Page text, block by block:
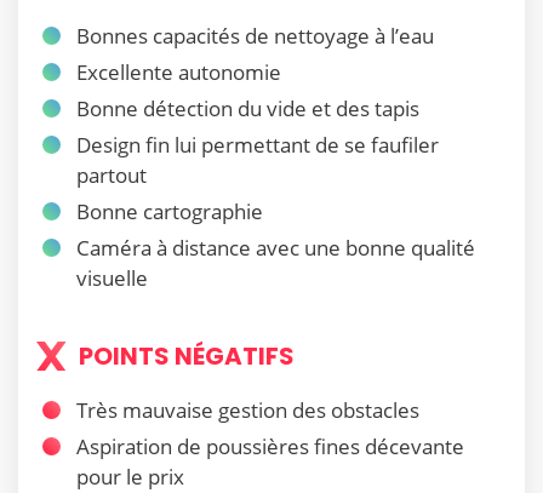
Bonnes capacités de nettoyage à l’eau
Excellente autonomie
Bonne détection du vide et des tapis
Design fin lui permettant de se faufiler
partout
Bonne cartographie
Caméra à distance avec une bonne qualité
visuelle
POINTS NÉGATIFS
Très mauvaise gestion des obstacles
Aspiration de poussières fines décevante
pour le prix